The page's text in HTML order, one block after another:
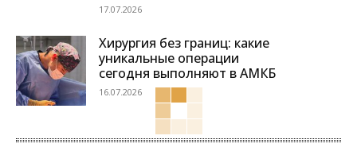
17.07.2026
Хирургия без границ: какие
уникальные операции
сегодня выполняют в АМКБ
16.07.2026